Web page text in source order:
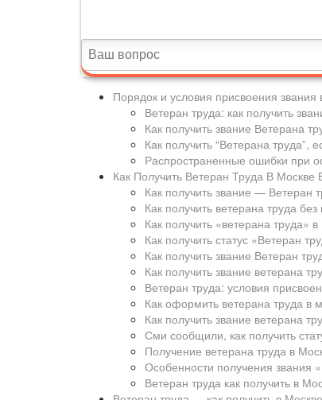
Порядок и условия присвоения звания
Ветеран труда: как получить
Как получить звание Ветерана
Как получить “Ветерана труда”,
Распространенные ошибки при
Как Получить Ветеран Труда В Москве
Как получить звание — Ветеран
Как получить ветерана труда без
Как получить «ветерана труда»
Как получить статус «Ветеран
Как получить звание Ветеран
Как получить звание ветерана
Ветеран труда: условия
Как оформить ветерана труда в
Как получить звание ветерана
Сми сообщили, как получить
Получение ветерана труда в
Особенности получения звания
Ветеран труда как получить в